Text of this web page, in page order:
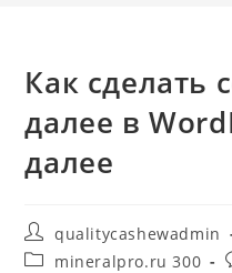
Как сделать
далее в
далее
Post
author:
qualitycashewadmin
Postmineralpro.ru 300